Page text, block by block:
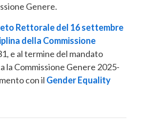
Genere.
Rettorale del 16 settembre
della Commissione
e al termine del mandato
la Commissione Genere 2025-
con il Gender Equality